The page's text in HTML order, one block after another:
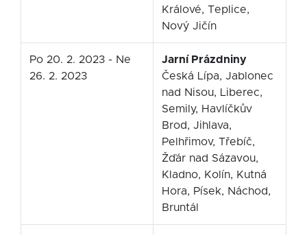
Králové, Teplice,
Nový Jičín
Po 20. 2. 2023 - Ne
26. 2. 2023
Jarní Prázdniny
Česká Lípa, Jablonec
nad Nisou, Liberec,
Semily, Havlíčkův
Brod, Jihlava,
Pelhřimov, Třebíč,
Žďár nad Sázavou,
Kladno, Kolín, Kutná
Hora, Písek, Náchod,
Bruntál